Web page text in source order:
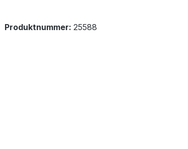
Produktnummer: 25588